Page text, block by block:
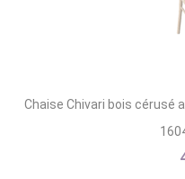
Chaise Chivari bois cérusé